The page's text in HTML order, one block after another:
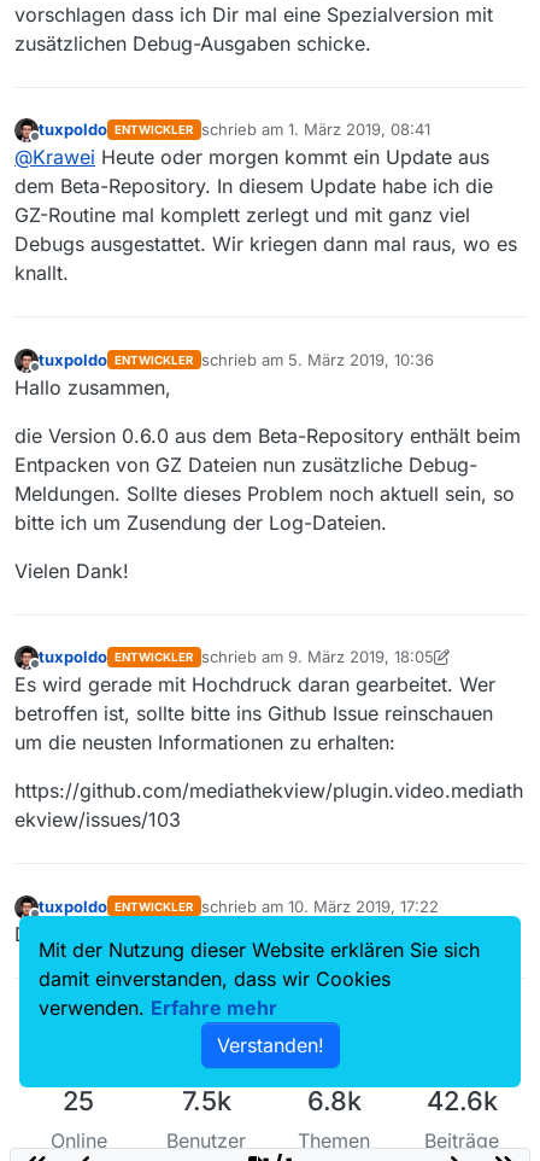
vorschlagen dass ich Dir mal eine Spezialversion mit
zusätzlichen Debug-Ausgaben schicke.
Offline
tuxpoldo ENTWICKLER schrieb am 1. März 2019, 08:41
zuletzt editiert von
@Krawei Heute oder morgen kommt ein Update aus
dem Beta-Repository. In diesem Update habe ich die
GZ-Routine mal komplett zerlegt und mit ganz viel
Debugs ausgestattet. Wir kriegen dann mal raus, wo es
knallt.
Offline
tuxpoldo ENTWICKLER schrieb am 5. März 2019, 10:36
zuletzt editiert von
Hallo zusammen,
die Version 0.6.0 aus dem Beta-Repository enthält beim
Entpacken von GZ Dateien nun zusätzliche Debug-
Meldungen. Sollte dieses Problem noch aktuell sein, so
bitte ich um Zusendung der Log-Dateien.
Vielen Dank!
Offline
tuxpoldo ENTWICKLER schrieb am 9. März 2019, 18:05
zuletzt editiert von tuxpoldo3. Okt. 2019,
Es wird gerade mit Hochdruck daran gearbeitet. Wer
betroffen ist, sollte bitte ins Github Issue reinschauen
um die neusten Informationen zu erhalten:
https://github.com/mediathekview/plugin.video.mediath
ekview/issues/103
tuxpoldo ENTWICKLER schrieb am 10. März 2019, 17:22
zuletzt editiert von
Das Problem wurde mit Release 0.6.2 gelöst.
25
Online
7.5k
Benutzer
6.8k
Themen
42.6k
Beiträge
Mit der Nutzung dieser Website erklären Sie sich
damit einverstanden, dass wir Cookies
verwenden. Erfahre mehr
Verstanden!